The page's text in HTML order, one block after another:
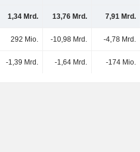
1,34 Mrd. 13,76 Mrd. 7,91 Mrd.
292 Mio. -10,98 Mrd. -4,78 Mrd.
-1,39 Mrd. -1,64 Mrd. -174 Mio.